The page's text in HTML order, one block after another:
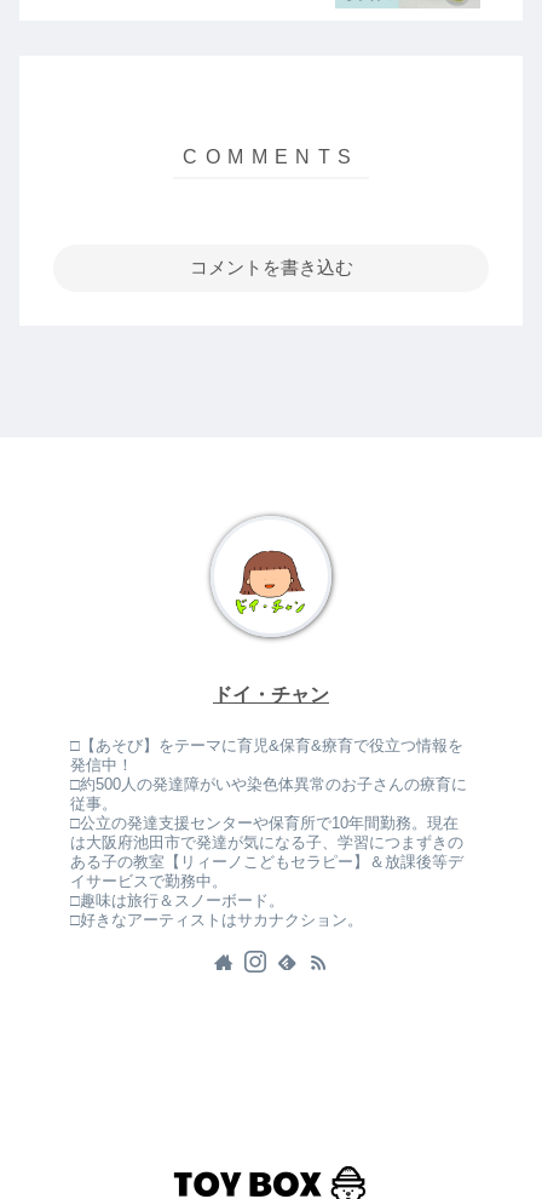
コメントを書き込む
ドイ・チャン
□【あそび】をテーマに育児&保育&療育で役立つ情報を
発信中！
□約500人の発達障がいや染色体異常のお子さんの療育に
従事。
□公立の発達支援センターや保育所で10年間勤務。現在
は大阪府池田市で発達が気になる子、学習につまずきの
ある子の教室【リィーノこどもセラピー】＆放課後等デ
イサービスで勤務中。
□趣味は旅行＆スノーボード。
□好きなアーティストはサカナクション。